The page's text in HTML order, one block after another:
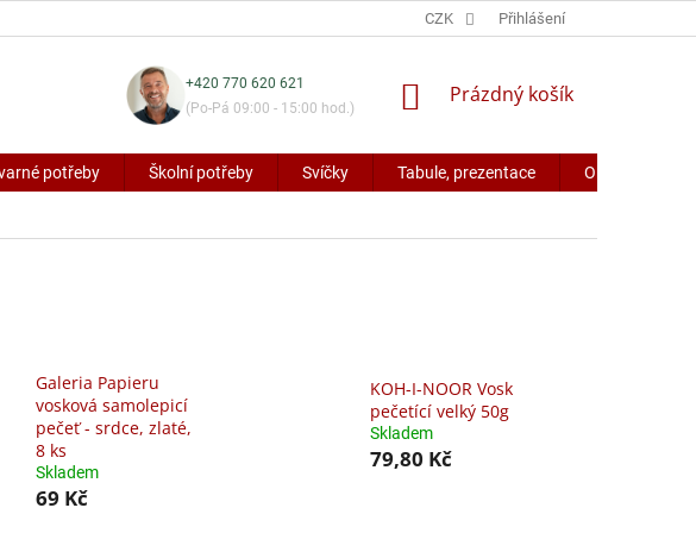
CZK Přihlášení
+420 770 620 621
(Po-Pá 09:00 - 15:00 hod.)
NÁKUPNÍ
Prázdný košík
potřeby Školní potřeby Svíčky Tabule, prezentace Obaly a
Galeria Papieru
vosková samolepicí
pečeť - srdce, zlaté,
8 ks
Skladem
69 Kč
KOH-I-NOOR Vosk
pečetící velký 50g
Skladem
79,80 Kč